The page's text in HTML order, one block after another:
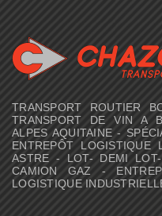
TRANSPORT ROUTIER
TRANSPORT DE VIN A
ALPES AQUITAINE -
ENTREPÔT LOGISTIQUE
ASTRE - LOT- DEMI
CAMION GAZ -
LOGISTIQUE